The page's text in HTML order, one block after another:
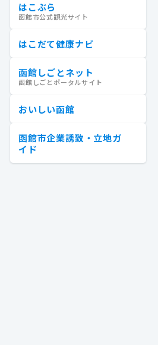
はこぶら
函館市公式観光サイト
はこだて健康ナビ
函館しごとネット
函館しごとポータルサイト
おいしい函館
函館市企業誘致・立地ガ
イド